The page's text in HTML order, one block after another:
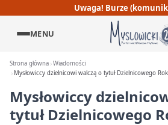
Uwaga! Burze
MENU
Strona główna Wiadomości
Mysłowiccy dzielnicowi walczą o tytuł Dzielnicowego
Mysłowiccy
tytuł Dzielnicowego